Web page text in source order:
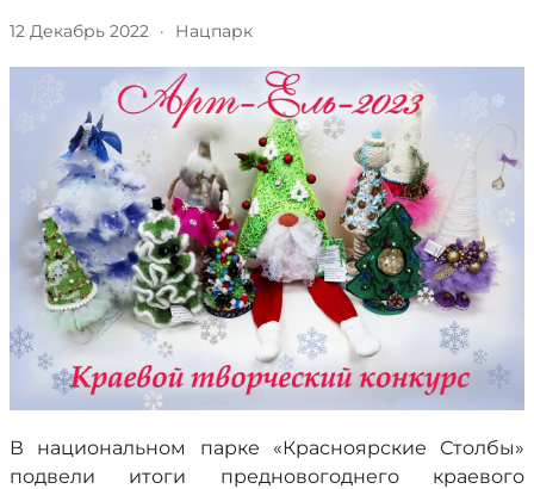
12 Декабрь 2022 · Нацпарк
В национальном парке «Красноярские Столбы»
подвели итоги предновогоднего краевого